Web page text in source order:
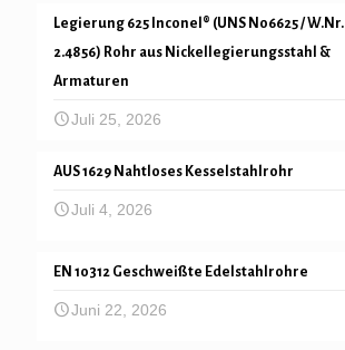
Legierung 625 Inconel® (UNS N06625 / W.Nr.
2.4856) Rohr aus Nickellegierungsstahl &
Armaturen
Juli 25, 2026
AUS 1629 Nahtloses Kesselstahlrohr
Juli 4, 2026
EN 10312 Geschweißte Edelstahlrohre
Juni 22, 2026